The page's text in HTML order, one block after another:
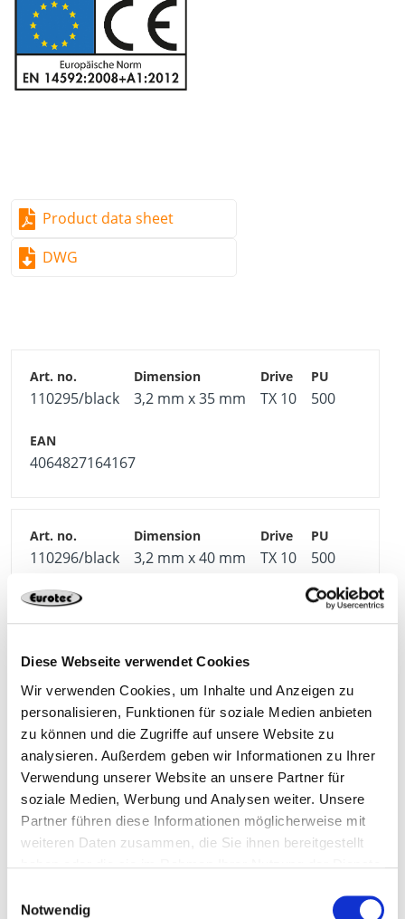
Diese Webseite verwendet Cookies
Wir verwenden Cookies, um Inhalte und Anzeigen zu
personalisieren, Funktionen für soziale Medien anbieten
zu können und die Zugriffe auf unsere Website zu
analysieren. Außerdem geben wir Informationen zu Ihrer
Verwendung unserer Website an unsere Partner für
soziale Medien, Werbung und Analysen weiter. Unsere
Partner führen diese Informationen möglicherweise mit
weiteren Daten zusammen, die Sie ihnen bereitgestellt
Notwendig
No cracking or splitting in narrow edge areas
No hammering of the screws through TX drive
Product data sheet
DWG
110295/black 3,2 mm x 35 mm TX 10 500
4064827164167
110296/black 3,2 mm x 40 mm TX 10 500
4064827164174
110297/black 3,2 mm x 50 mm TX 10 500
4064827164181